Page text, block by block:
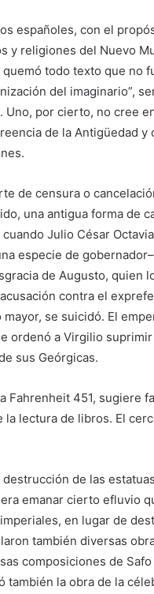
españoles, con el
y religiones del Nuevo
quemó todo texto que
del imaginario”,
Uno, por cierto, no cree
de la Antigüedad
de censura o
una antigua forma de
Julio César
especie de
de Augusto, quien
contra el
se suicidó. El
ordenó a Virgilio
sus Geórgicas.
Fahrenheit 451, sugiere
la lectura de libros. El
de las
emanar cierto efluvio
en lugar de
también diversas
composiciones de
también la obra de la